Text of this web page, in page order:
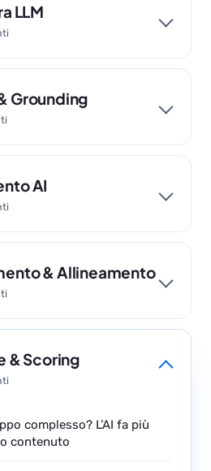
LLM
Grounding
AI
& Allineamento
& Scoring
complesso? L’AI fa più
contenuto